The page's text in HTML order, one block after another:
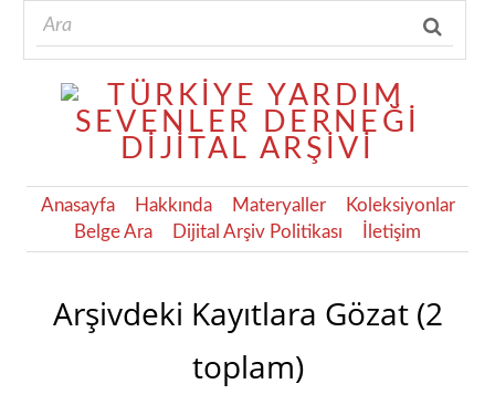
Anasayfa Hakkında Materyaller
Koleksiyonlar
Belge Ara
Dijital Arşiv Politikası İletişim
Arşivdeki Kayıtlara Gözat (2
toplam)